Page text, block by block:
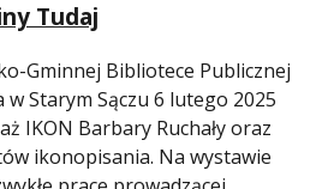
Tudaj
Gminnej Bibliotece Publicznej
Starym Sączu 6 lutego 2025
IKON Barbary Ruchały oraz
ikonopisania. Na wystawie